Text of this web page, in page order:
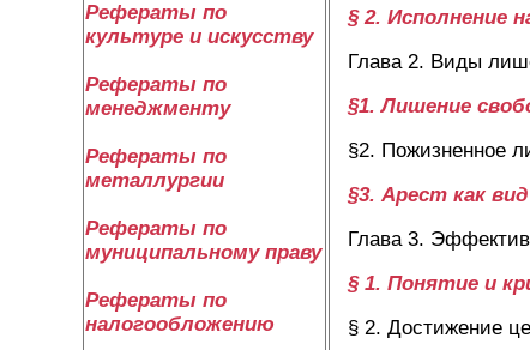
Рефераты по
культуре и искусству
Рефераты по
менеджменту
Рефераты по
металлургии
Рефераты по
муниципальному праву
Рефераты по
налогообложению
§ 2. Исполнение
Глава 2. Виды
§1. Лишение
§2. Пожизненное
§3. Арест как
Глава 3.
§ 1. Понятие и
§ 2. Достижение